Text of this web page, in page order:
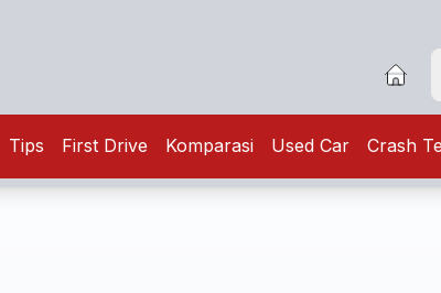
Tips First Drive Komparasi Used Car Crash